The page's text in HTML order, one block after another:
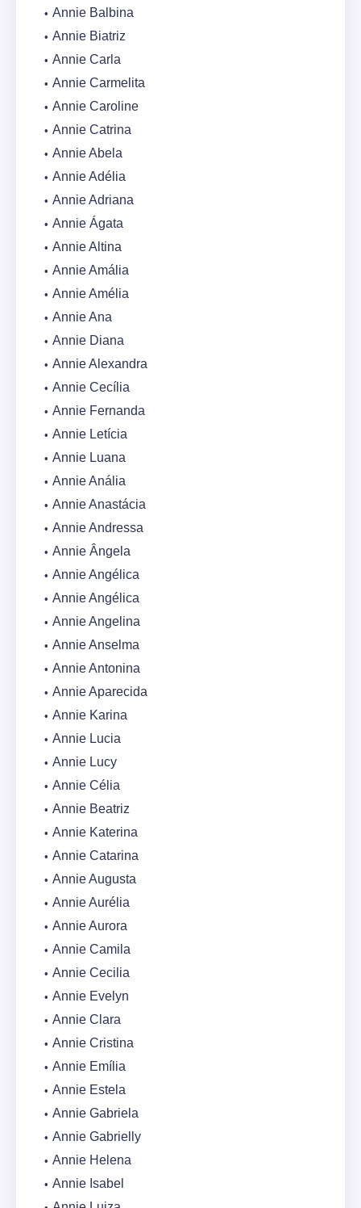
Annie Balbina
Annie Biatriz
Annie Carla
Annie Carmelita
Annie Caroline
Annie Catrina
Annie Abela
Annie Adélia
Annie Adriana
Annie Ágata
Annie Altina
Annie Amália
Annie Amélia
Annie Ana
Annie Diana
Annie Alexandra
Annie Cecília
Annie Fernanda
Annie Letícia
Annie Luana
Annie Anália
Annie Anastácia
Annie Andressa
Annie Ângela
Annie Angélica
Annie Angélica
Annie Angelina
Annie Anselma
Annie Antonina
Annie Aparecida
Annie Karina
Annie Lucia
Annie Lucy
Annie Célia
Annie Beatriz
Annie Katerina
Annie Catarina
Annie Augusta
Annie Aurélia
Annie Aurora
Annie Camila
Annie Cecilia
Annie Evelyn
Annie Clara
Annie Cristina
Annie Emília
Annie Estela
Annie Gabriela
Annie Gabrielly
Annie Helena
Annie Isabel